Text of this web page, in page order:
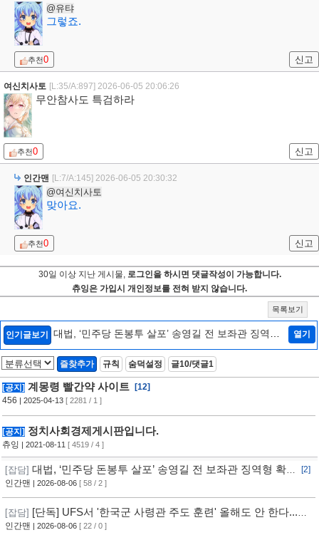
@유탸
그렇죠.
추천0 신고
여신치사토 [L:35/A:897] 2026-06-05 20:06:26
무안참사도 특검하라
추천0 신고
인간맨 [L:7/A:145] 2026-06-05 20:30:32
@여신치사토
맞아요.
추천0 신고
30일 이상 지난 게시물, 로그인을 하시면 댓글작성이 가능합니다.
츄잉은 가입시 개인정보를 전혀 받지 않습니다.
목록보기
인기글보기
대법, ‘민주당 돈봉투 살포’ 송영길 전 보좌관 징역형
확정 [2]
열기
즐찾추가 규칙 숨덕설정 글10/댓글1
[공지] 계몽령 빨간약 사이트
[12]
456 | 2025-04-13 [ 2281 / 1 ]
[공지] 정치사회경제게시판입니다.
츄잉 | 2021-08-11 [ 4519 / 4 ]
[잡담] 대법, ‘민주당 돈봉투 살포’ 송영길 전 보좌관 징역형 확
정
[2]
인간맨 | 2026-08-06 [ 58 / 2 ]
[잡담] [단독] UFS서 '한국군 사령관 주도 훈련' 올해도 안 한다...
美, 전작권 전환 신중 기류
인간맨 | 2026-08-06 [ 22 / 0 ]